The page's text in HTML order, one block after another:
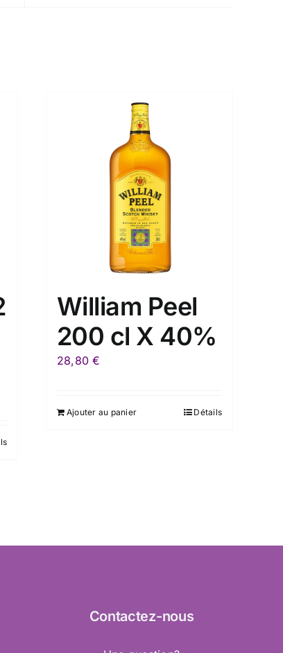
William Peel
200 cl X 40%
28,80€
Ajouter au panier Détails
Contactez-nous